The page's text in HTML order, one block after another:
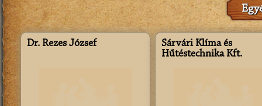
Dr. Rezes József
Sárvári Klíma és
Hűtéstechnika Kft.